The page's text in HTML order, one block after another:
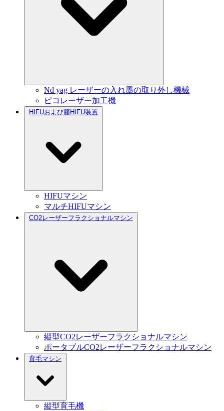
Nd yag レーザーの入れ墨の取り外し機械
ピコレーザー加工機
HIFUおよび膣HIFU装置
HIFUマシン
マルチHIFUマシン
CO2レーザーフラクショナルマシン
縦型CO2レーザーフラクショナルマシン
ポータブルCO2レーザーフラクショナルマシン
育毛マシン
縦型育毛機